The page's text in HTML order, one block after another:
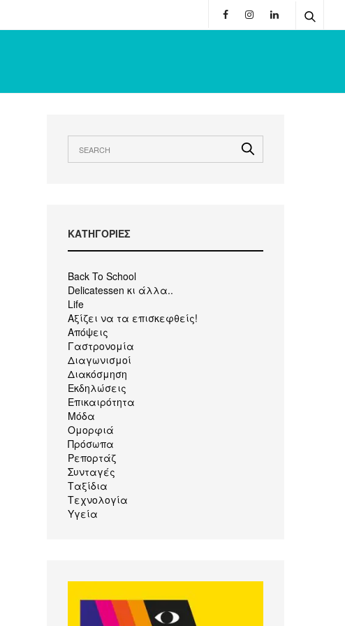
KΑΤΗΓΟΡΙΕΣ
Back To School
Delicatessen κι άλλα..
Life
Αξίζει να τα επισκεφθείς!
Απόψεις
Γαστρονομία
Διαγωνισμοί
Διακόσμηση
Εκδηλώσεις
Επικαιρότητα
Μόδα
Ομορφιά
Πρόσωπα
Ρεπορτάζ
Συνταγές
Ταξίδια
Τεχνολογία
Υγεία